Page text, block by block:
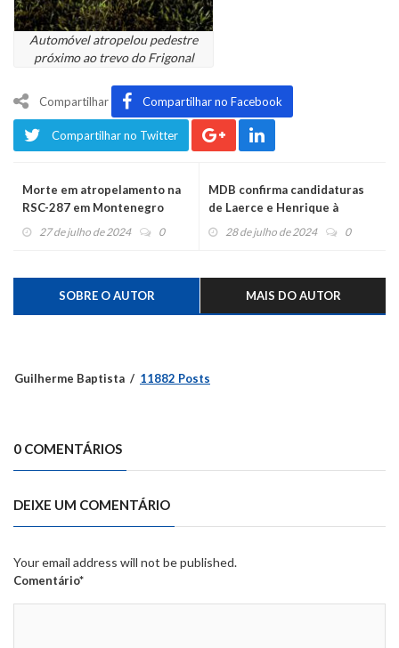
Automóvel atropelou pedestre
próximo ao trevo do Frigonal
Compartilhar Compartilhar no Facebook
Compartilhar no Twitter
Morte em atropelamento na
RSC-287 em Montenegro
27 de julho de 2024 0
MDB confirma candidaturas
de Laerce e Henrique à
prefeitura de Salvador do Sul
28 de julho de 2024 0
SOBRE O AUTOR MAIS DO AUTOR
Guilherme Baptista 11882 Posts
0 COMENTÁRIOS
DEIXE UM COMENTÁRIO
Your email address will not be published.
Comentário*